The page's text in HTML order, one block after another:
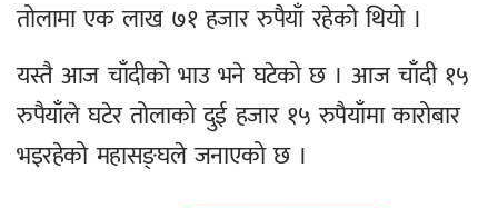
तोलामा एक लाख ७१ हजार रुपैयाँ रहेको थियो ।
यस्तै आज चाँदीको भाउ भने घटेको छ । आज चाँदी १५
रुपैयाँले घटेर तोलाको दुई हजार १५ रुपैयाँमा कारोबार
भइरहेको महासङ्घले जनाएको छ ।